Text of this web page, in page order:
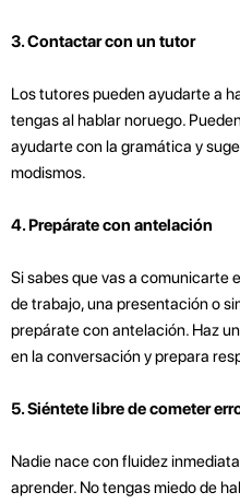
3. Contactar con un tutor
Los tutores pueden ayudarte a
tengas al hablar noruego.
ayudarte con la gramática y
modismos.
4. Prepárate con antelación
Si sabes que vas a comunicarte
de trabajo, una presentación o
prepárate con antelación. Haz
en la conversación y prepara
5. Siéntete libre de cometer
Nadie nace con fluidez
aprender. No tengas miedo de